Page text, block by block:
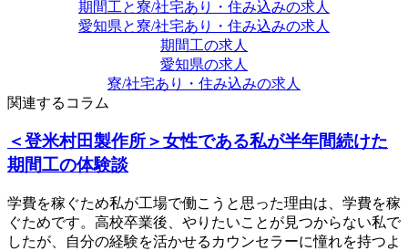
期間工と寮/社宅あり・住み込みの求人
愛知県と寮/社宅あり・住み込みの求人
期間工の求人
愛知県の求人
寮/社宅あり・住み込みの求人
関連するコラム
＜登米村田製作所＞女性である私が半年間続けた
期間工の体験談
学費を稼ぐため私が工場で働こうと思った理由は、学費を稼
ぐためです。高校卒業後、やりたいことが見つからない私で
したが、自分の経験を活かせるカウンセラーに憧れを持つよ